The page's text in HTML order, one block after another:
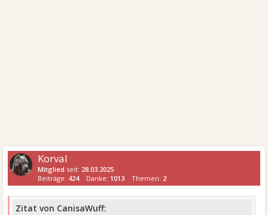
Korval
Mitglied seit: 28.03.2025
Beiträge: 424 Danke: 1013 Themen: 2
Zitat von CanisaWuff: